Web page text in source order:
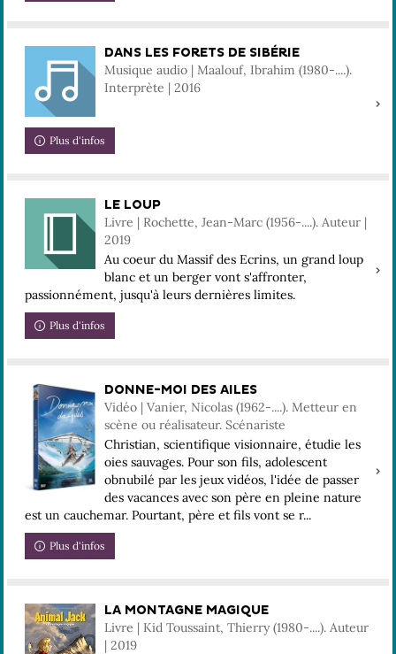
DANS LES FORETS DE SIBÉRIE
Musique audio | Maalouf, Ibrahim (1980-....).
Interprète | 2016
Plus d'infos
LE LOUP
Livre | Rochette, Jean-Marc (1956-....). Auteur |
2019
Au coeur du Massif des Ecrins, un grand loup
blanc et un berger vont s'affronter,
passionnément, jusqu'à leurs dernières limites.
Plus d'infos
DONNE-MOI DES AILES
Vidéo | Vanier, Nicolas (1962-....). Metteur en
scène ou réalisateur. Scénariste
Christian, scientifique visionnaire, étudie les
oies sauvages. Pour son fils, adolescent
obnubilé par les jeux vidéos, l'idée de passer
des vacances avec son père en pleine nature
est un cauchemar. Pourtant, père et fils vont se r...
Plus d'infos
LA MONTAGNE MAGIQUE
Livre | Kid Toussaint, Thierry (1980-....). Auteur
| 2019